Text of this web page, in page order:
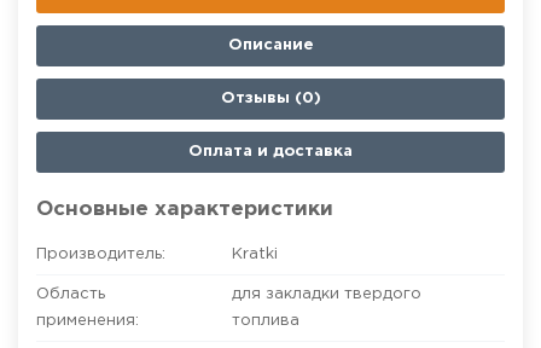
Описание
Отзывы (0)
Оплата и доставка
Основные характеристики
Производитель: Kratki
Область
применения:
для закладки твердого
топлива